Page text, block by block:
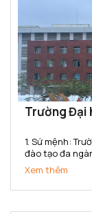
Trường Đại
1. Sứ mệnh:
đào tạo đa
khoa học, ứng
nguồn nhân
Xem thêm